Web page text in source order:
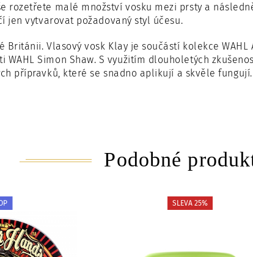
rozetřete malé množství vosku mezi prsty a
jen vytvarovat požadovaný styl účesu.
Británii.Vlasový vosk Klay je součástí kolekce
WAHL Simon Shaw. S využitím dlouholetých
přípravků, které se snadno aplikují a skvěle fungují.
Podobné
SLEVA 25%